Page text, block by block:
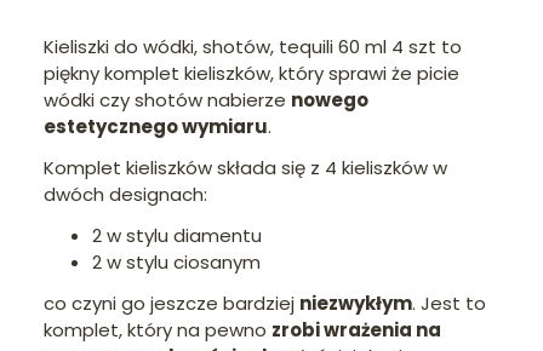
Kieliszki do wódki, shotów, tequili 60 ml 4 szt to
piękny komplet kieliszków, który sprawi że picie
wódki czy shotów nabierze nowego
estetycznego wymiaru.
Komplet kieliszków składa się z 4 kieliszków w
dwóch designach:
2 w stylu diamentu
2 w stylu ciosanym
co czyni go jeszcze bardziej niezwykłym. Jest to
komplet, który na pewno zrobi wrażenia na